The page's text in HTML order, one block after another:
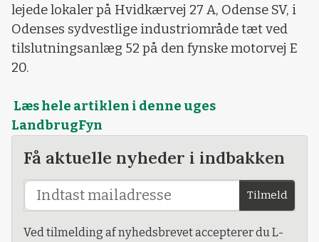
lejede lokaler på Hvidkærvej 27 A, Odense SV, i
Odenses sydvestlige industriområde tæt ved
tilslutningsanlæg 52 på den fynske motorvej E
20.
Læs hele artiklen i denne uges
LandbrugFyn
Få aktuelle nyheder i indbakken
Tilmeld
Ved tilmelding af nyhedsbrevet accepterer du L-